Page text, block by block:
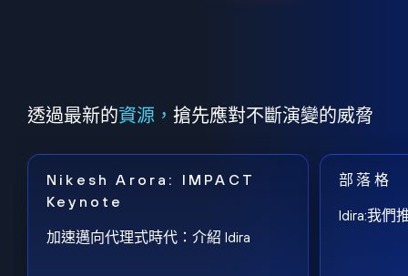
透過最新的資源， 搶先應對不斷演變的威脅
Nikesh Arora: IMPACT
Keynote
加速邁向代理式時代：介紹 Idira
部落格
Idira:我們